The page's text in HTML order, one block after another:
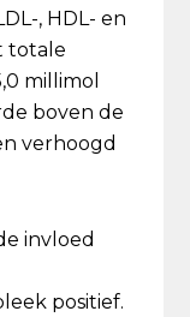
, HDL- en
totale
millimol
boven de
verhoogd
invloed
positief.